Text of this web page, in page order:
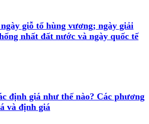
giỗ tổ hùng vương; ngày giải
nhất đất nước và ngày quốc tế
định giá như thế nào? Các phương
và định giá